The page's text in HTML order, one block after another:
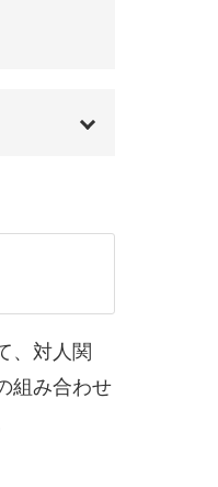
00:58
04:00
06:43
、対人関
組み合わせ